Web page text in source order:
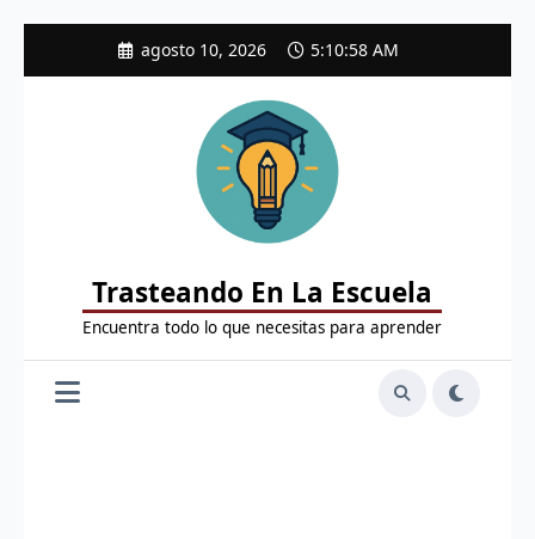
agosto 10, 2026 5:10:59 AM
Trasteando En La Escuela
Encuentra todo lo que necesitas para aprender